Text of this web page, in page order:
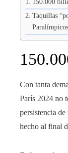
Taquillas
Paralímpicos
Con tanta
París 2024 no
persistencia de
hecho al final